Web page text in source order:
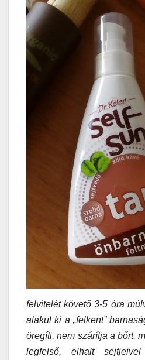
felvitelét követő 3-5 óra
alakul ki a „felkent”
öregíti, nem szárítja a bőrt,
legfelső, elhalt sejtjeivel